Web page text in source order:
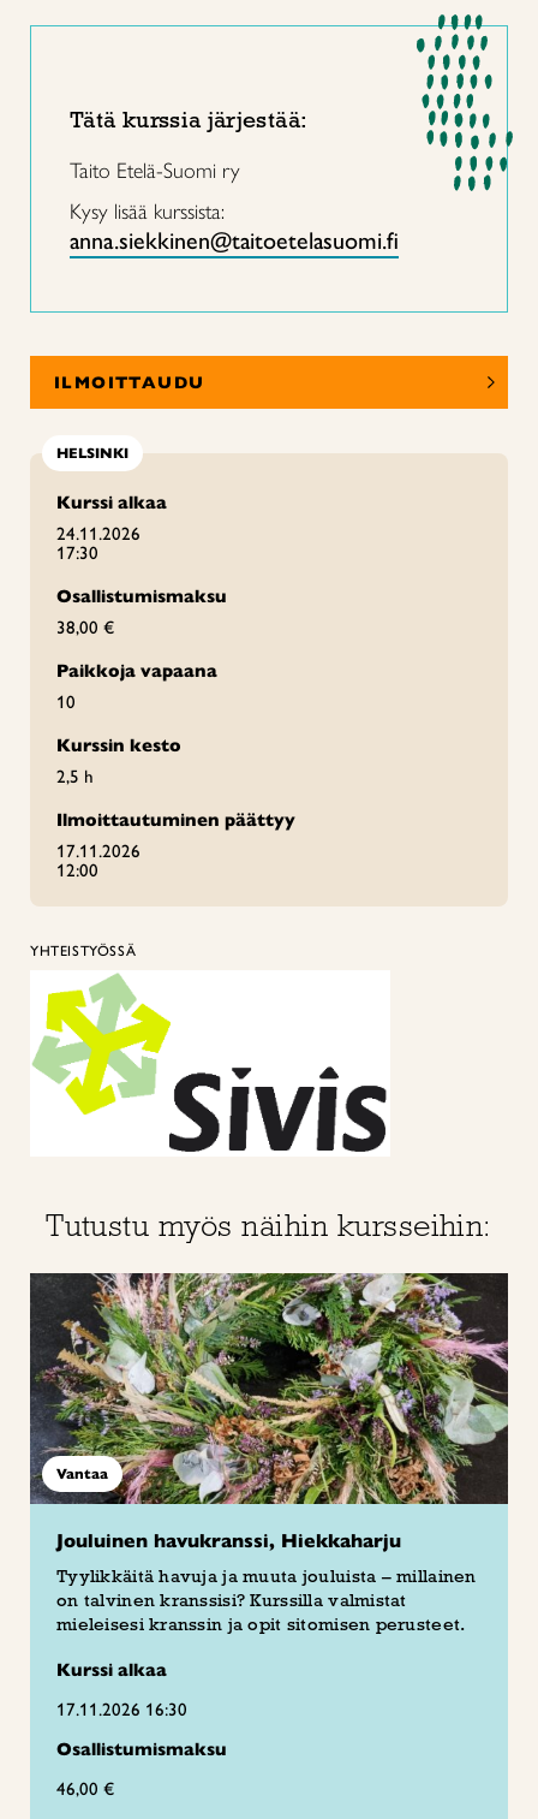
Tätä kurssia järjestää:
Taito Etelä-Suomi ry
Kysy lisää kurssista:
anna.siekkinen@taitoetelasuomi.fi
ILMOITTAUDU
HELSINKI
Kurssi alkaa
24.11.2026
17:30
Osallistumismaksu
38,00 €
Paikkoja vapaana
10
Kurssin kesto
2,5 h
Ilmoittautuminen päättyy
17.11.2026
12:00
YHTEISTYÖSSÄ
Tutustu myös näihin kursseihin:
Vantaa
Jouluinen havukranssi, Hiekkaharju
Tyylikkäitä havuja ja muuta jouluista – millainen
on talvinen kranssisi? Kurssilla valmistat
mieleisesi kranssin ja opit sitomisen perusteet.
Kurssi alkaa
17.11.2026 16:30
Osallistumismaksu
46,00 €